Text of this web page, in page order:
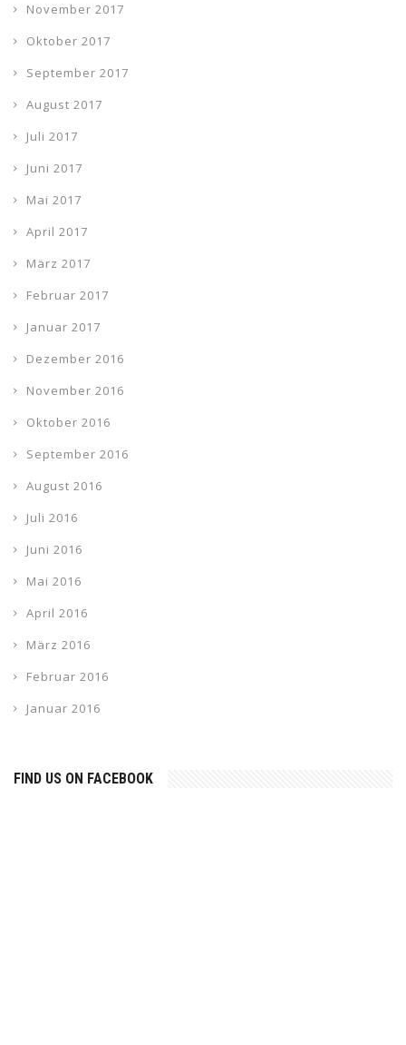
November 2017
Oktober 2017
September 2017
August 2017
Juli 2017
Juni 2017
Mai 2017
April 2017
März 2017
Februar 2017
Januar 2017
Dezember 2016
November 2016
Oktober 2016
September 2016
August 2016
Juli 2016
Juni 2016
Mai 2016
April 2016
März 2016
Februar 2016
Januar 2016
FIND US ON FACEBOOK